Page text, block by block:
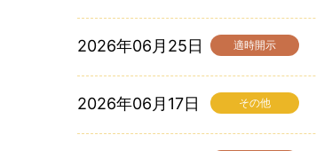
2026年06月25日 適時開示
2026年06月17日 その他